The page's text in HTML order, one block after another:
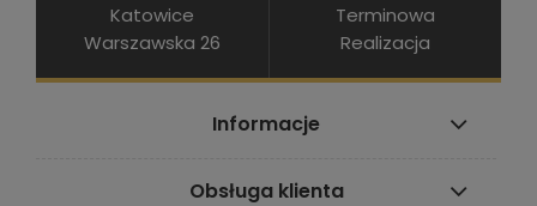
Katowice
Warszawska 26
Terminowa
Realizacja
Informacje
Obsługa klienta